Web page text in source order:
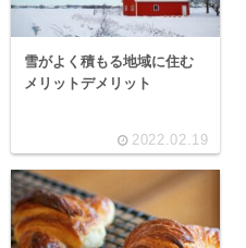
雪がよく積もる地域に住む
メリットデメリット
2022.02.19